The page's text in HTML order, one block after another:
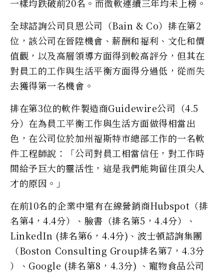
一樣均跌破前20名。而微軟連續三年均未上榜。
全球諮詢公司貝恩公司（Bain & Co）排在第2
位，該公司在晉陞機會、薪酬和福利、文化和價
值觀，以及高層領導方面得到較高評分，但其在
對員工的工作與生活平衡方面得分過低，從而失
去獲得第一名機會。
排在第3位的軟件製造商Guidewire公司（4.5
分）在為員工平衡工作與生活方面做得相當出
色，在公司位於加州福斯特市總部工作的一名軟
件工程師說：「公司對員工相當信任，對工作時
間給予巨大的靈活性，這是我們能夠留住頂尖人
才的原因。」
在前10名的企業中還有在線營銷商Hubspot（排
名第4，4.4分）、臉書（排名第5，4.4分）、
LinkedIn (排名第6，4.4分)、波士頓諮詢集團
（Boston Consulting Group排名第7，4.3分
）、Google (排名第8，4.3分) 、寵物食品公司